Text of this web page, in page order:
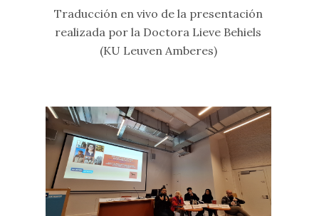
Traducción en vivo de la presentación
realizada por la Doctora Lieve Behiels
(KU Leuven Amberes)